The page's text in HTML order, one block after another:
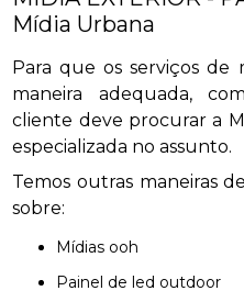
Mídia Urbana
Para que os serviços de
maneira adequada,
cliente deve procurar a
especializada no assunto.
Temos outras maneiras
sobre:
mídias ooh
painel de led outdoor